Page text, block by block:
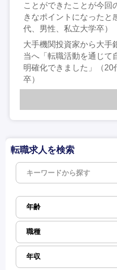
ことができたことが今回
きなポイントになったと
代、男性、私立大学卒）
大手機関投資家から大手
当へ「転職活動を通じて
明確化できました」（20
卒）
転職求人を検索